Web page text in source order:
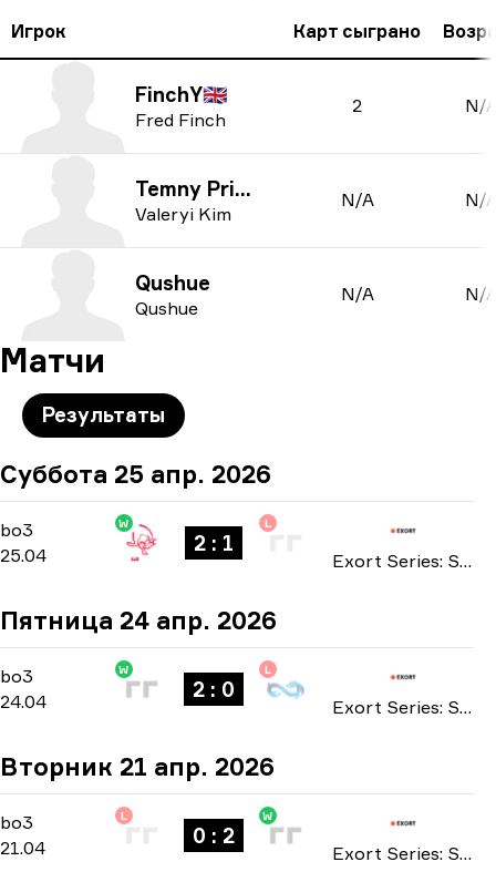
Игрок Карт сыграно
FinchY🇬🇧
Fred Finch
2 N/
Temny Prince
Valeryi Kim
N/A N/
Qushue
Qushue
N/A N/
Матчи
Результаты
Суббота 25 апр. 2026
bo3 -bo3
25.04
W
2 : 1
L
Exort Series: Season 25 2026
Пятница 24 апр. 2026
bo3 -bo3
24.04
W
2 : 0
L
Exort Series: Season 25 2026
Вторник 21 апр. 2026
bo3 Main Stage-
21.04
L
0 : 2
W
Exort Series: Season 25 2026